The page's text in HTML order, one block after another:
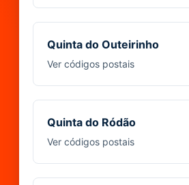
Quinta do Outeirinho
Ver códigos postais
Quinta do Ródão
Ver códigos postais